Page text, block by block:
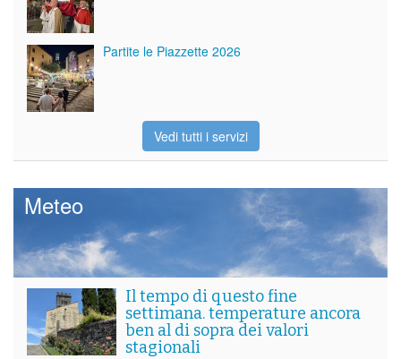
Partite le Piazzette 2026
Vedi tutti i servizi
Meteo
Il tempo di questo fine
settimana. temperature ancora
ben al di sopra dei valori
stagionali